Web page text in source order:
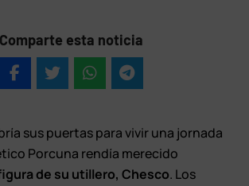
Comparte esta noticia
sus puertas para vivir una jornada
Porcuna rendía merecido
de su utillero, Chesco. Los